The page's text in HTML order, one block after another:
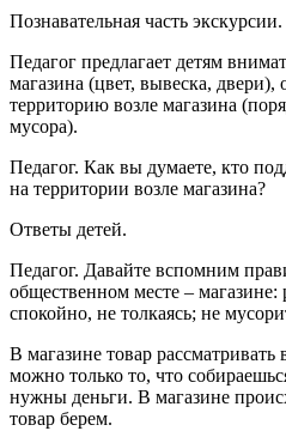
Познавательная часть экскурсии.
Педагог предлагает детям
магазина (цвет, вывеска,
территорию возле магазина
мусора).
Педагог. Как вы думаете, кто
на территории возле магазина?
Ответы детей.
Педагог. Давайте вспомним
общественном месте – магазине:
спокойно, не толкаясь; не
В магазине товар рассматривать
можно только то, что
нужны деньги. В магазине
товар берем.